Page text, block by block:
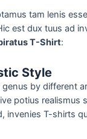
tam lenis
est dux tuus ad
T-Shirt:
Style
by different
potius realismus
invenies T-shirts